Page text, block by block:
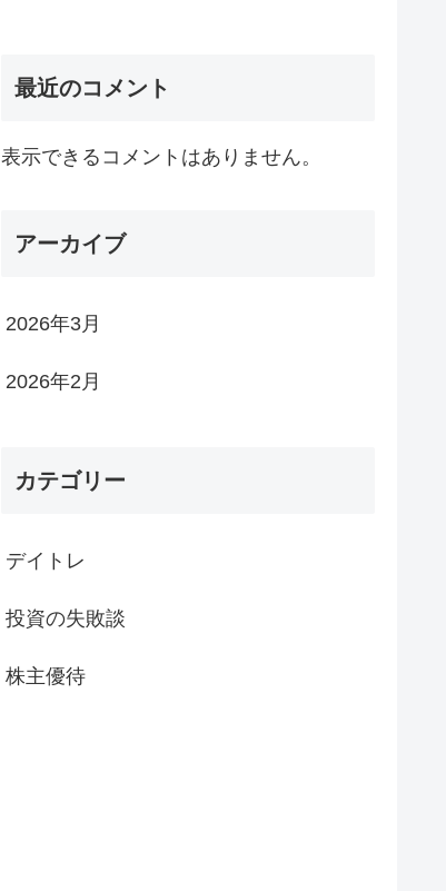
最近のコメント
表示できるコメントはありません。
アーカイブ
2026年3月
2026年2月
カテゴリー
デイトレ
投資の失敗談
株主優待